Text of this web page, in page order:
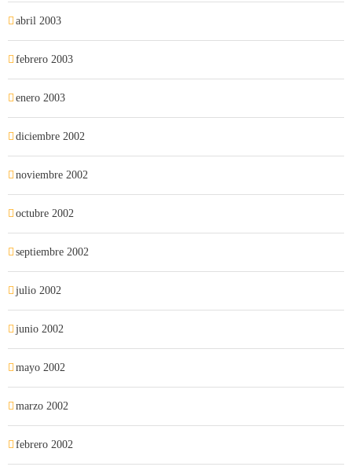
abril 2003
febrero 2003
enero 2003
diciembre 2002
noviembre 2002
octubre 2002
septiembre 2002
julio 2002
junio 2002
mayo 2002
marzo 2002
febrero 2002